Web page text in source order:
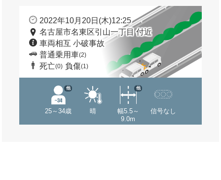
2022年10月20日(木)12:25
名古屋市名東区引山一丁目 付近
車両相互 小破事故
普通乗用車(2)
死亡(0) 負傷(1)
25～34歳
他
晴
幅5.5～
9.0m
他
信号なし